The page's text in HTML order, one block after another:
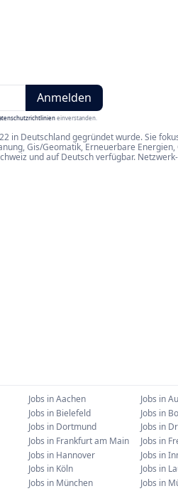
einverstanden.
in Deutschland gegründet wurde. Sie
Gis/Geomatik, Erneuerbare
und auf Deutsch verfügbar.
Jobs inAachen Jobs in
Jobs in Bielefeld Jobs in
Jobs in Dortmund Jobs in
Jobs in Frankfurt am Main Jobs in
Jobs in Hannover Jobs in
Jobs in Köln Jobs in
Jobs in München Jobs in